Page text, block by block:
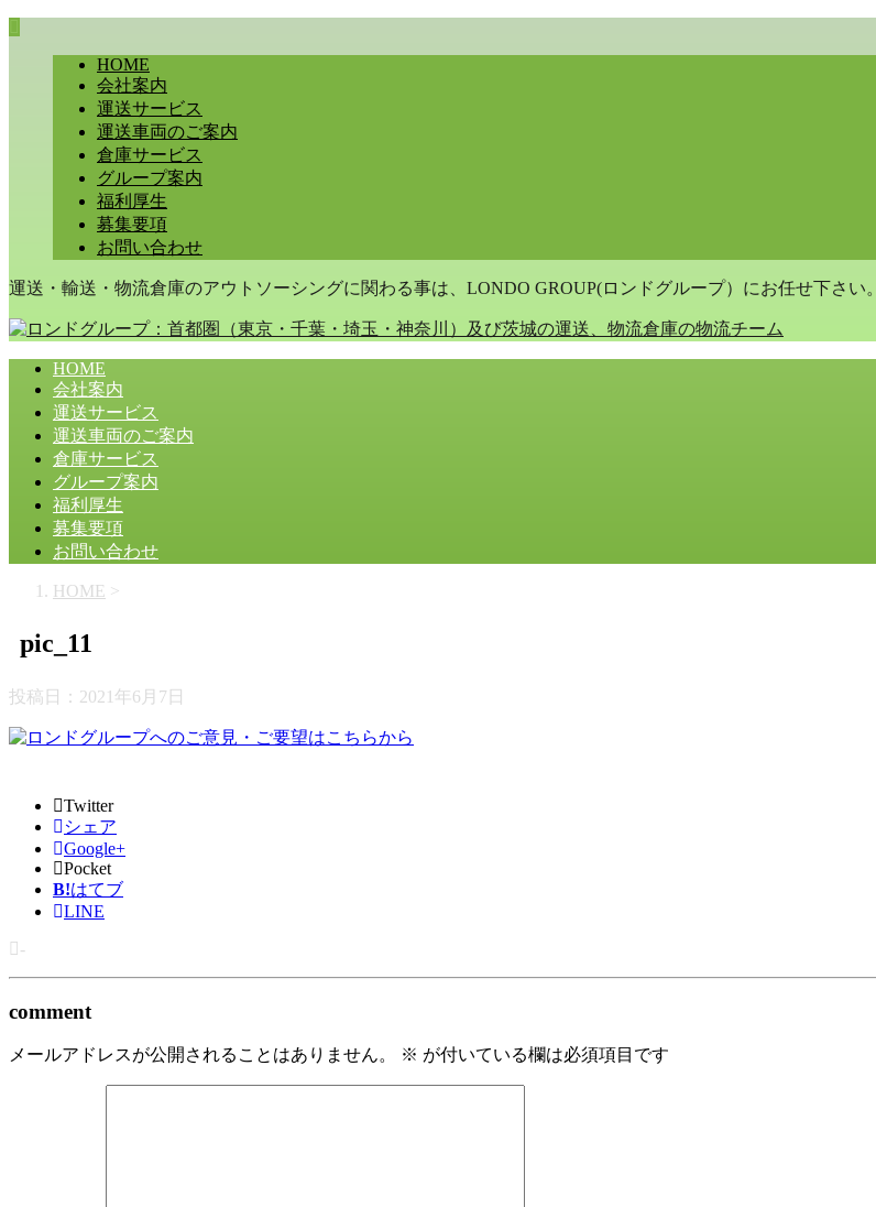
HOME
会社案内
運送サービス
運送車両のご案内
倉庫サービス
グループ案内
福利厚生
募集要項
お問い合わせ
運送・輸送・物流倉庫のアウトソーシングに関わる事は、LONDO GROUP(ロンドグループ）にお任せ下さい。
HOME
会社案内
運送サービス
運送車両のご案内
倉庫サービス
グループ案内
福利厚生
募集要項
お問い合わせ
HOME >
pic_11
投稿日： 2021年6月7日
Twitter
シェア
Google+
Pocket
B!はてブ
LINE
-
comment
メールアドレスが公開されることはありません。 ※ が付いている欄は必須項目です